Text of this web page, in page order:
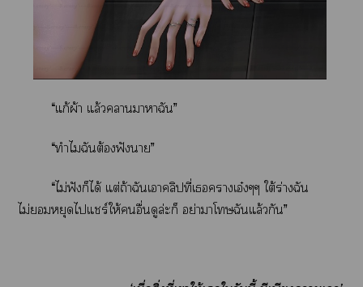
“แก้ผ้า แล้วาาาฉัน”
“ทำไมฉันต้องฟังา”
“ไม่ฟังก็ได้ แต่ถ้าฉันเาคลิปที่เาเอ๋งๆๆ ใต้ร่างฉัน
ไม่หยุดไแชร์ให้อื่นดูล่ะก็ อย่าาโฉันแล้วกัน”